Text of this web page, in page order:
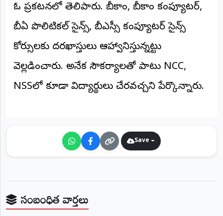
అంతర్జాతీయం
ఆర్టీఐ
చేరండి
లాగిన్
ఓ ప్రకటనలో తెలిపారు. బీకాం, బీకాం కంప్యూటర్,
బీఏ పొలిటికల్ సైన్స్, బీఎస్సీ కంప్యూటర్ సైన్స్
కోర్సులకు దరఖాస్తులు ఆహ్వానిస్తున్నట్టు
వెల్లడించారు. అనేక సౌకర్యాలతో పాటు NCC,
NSSలో కూడా విద్యార్థులు చేరవచ్చని పేర్కొన్నారు.
Save
సంబంధిత వార్తలు